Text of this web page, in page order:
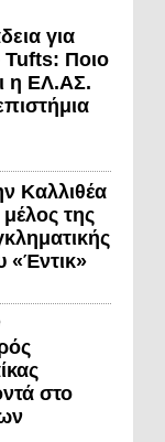
για
Tufts: Ποιο
η ΕΛ.ΑΣ.
Καλλιθέα
της
«Έντικ»
στο